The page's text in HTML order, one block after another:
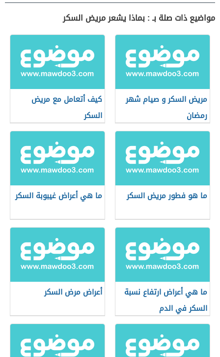
مواضيع ذات صلة بـ : بماذا يشعر مريض السكر
مريض السكر و صيام شهر
رمضان
كيف أتعامل مع مريض
السكر
ما هو فطور مريض السكر ما هي أعراض غيبوبة السكر
ما هي أعراض ارتفاع نسبة
السكر في الدم
أعراض مرض السكر